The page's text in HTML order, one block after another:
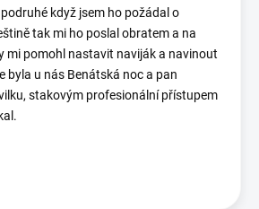
když jsem ho požádal o
tak mi ho poslal obratem a na
mi pomohl nastavit naviják a navinout
byla u nás Benátská noc a pan
stakovým profesionální přístupem